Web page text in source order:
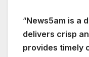
“News5am is a
delivers crisp
provides timely